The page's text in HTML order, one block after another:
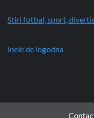
Stiri fotbal, sport,
Inele de logodna